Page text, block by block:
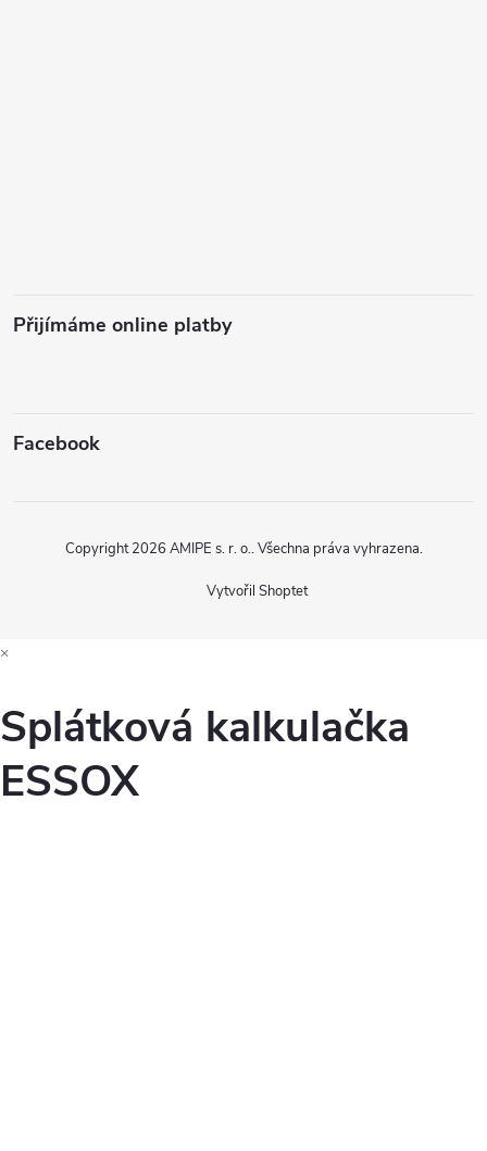
Přijímáme online platby
Facebook
Vytvořil Shoptet
Copyright 2026 AMIPE s. r. o.. Všechna práva vyhrazena.
×
Splátková kalkulačka
ESSOX